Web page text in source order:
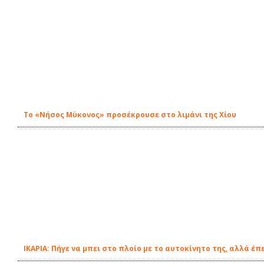
Το «Νήσος Μύκονος» προσέκρουσε στο λιμάνι της Χίου
ΙΚΑΡΙΑ: Πήγε να μπει στο πλοίο με το αυτοκίνητο της, αλλά